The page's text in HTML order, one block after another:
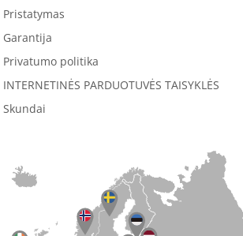
Pristatymas
Garantija
Privatumo politika
INTERNETINĖS PARDUOTUVĖS TAISYKLĖS
Skundai